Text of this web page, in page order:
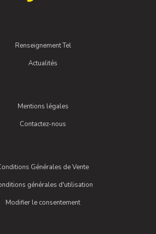
Renseignement Tel
Actualités
Mentions légales
Contactez-nous
Générales de Vente
générales d'utilisation
Modifier le consentement